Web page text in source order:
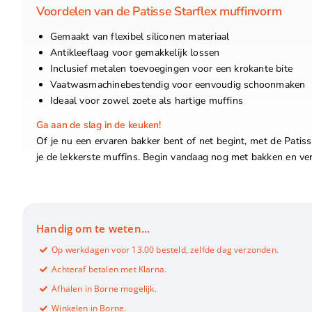
Voordelen van de Patisse Starflex muffinvorm
Gemaakt van flexibel siliconen materiaal
Antikleeflaag voor gemakkelijk lossen
Inclusief metalen toevoegingen voor een krokante bite
Vaatwasmachinebestendig voor eenvoudig schoonmaken
Ideaal voor zowel zoete als hartige muffins
Ga aan de slag in de keuken!
Of je nu een ervaren bakker bent of net begint, met de
je de lekkerste muffins. Begin vandaag nog met bakken en
Handig om te weten…
Op werkdagen voor 13.00 besteld, zelfde dag verzonden.
Achteraf betalen met Klarna.
Afhalen in Borne mogelijk.
Winkelen in Borne.